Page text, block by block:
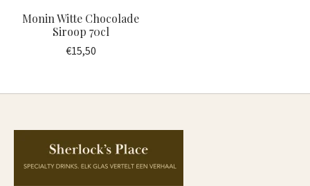
Monin Witte Chocolade
Siroop 70cl
€15,50